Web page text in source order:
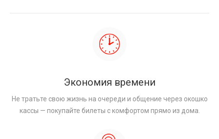
Экономия времени
Не тратьте свою жизнь на очереди и общение через окошко
кассы — покупайте билеты с комфортом прямо из дома.